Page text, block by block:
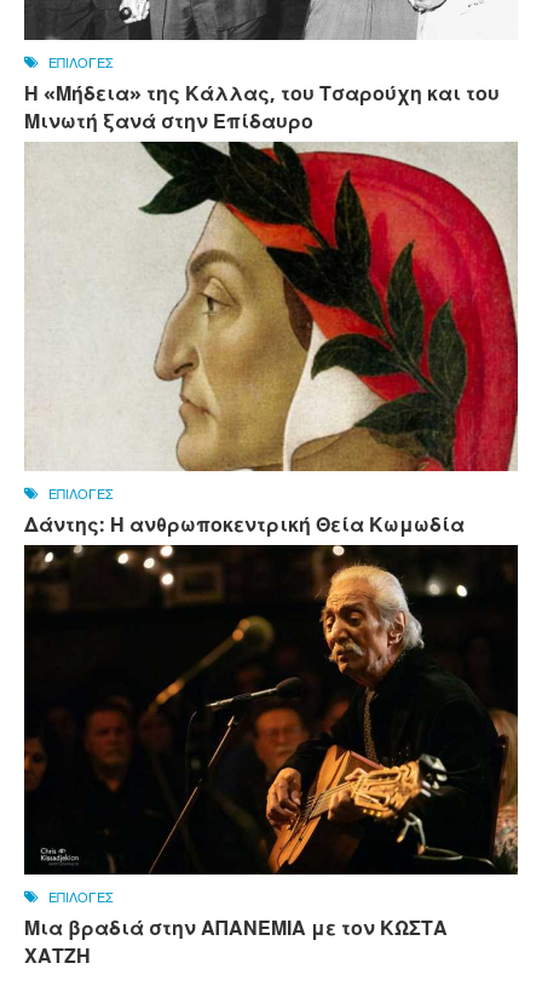
ΕΠΙΛΟΓΕΣ
Η «Μήδεια» της Κάλλας, του Τσαρούχη και του
Μινωτή ξανά στην Επίδαυρο
ΕΠΙΛΟΓΕΣ
Δάντης: Η ανθρωποκεντρική Θεία Κωμωδία
ΕΠΙΛΟΓΕΣ
Μια βραδιά στην ΑΠΑΝΕΜΙΑ με τον ΚΩΣΤΑ
ΧΑΤΖΗ